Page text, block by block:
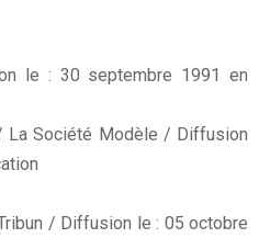
le : 30 septembre 1991 en
La Société Modèle / Diffusion
/ Diffusion le : 05 octobre